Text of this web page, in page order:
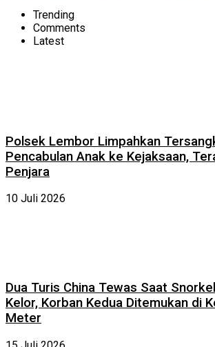
Trending
Comments
Latest
Polsek Lembor Limpahkan
Pencabulan Anak ke Kejaksaan,
Penjara
10 Juli 2026
Dua Turis China Tewas Saat
Kelor, Korban Kedua Ditemukan di
Meter